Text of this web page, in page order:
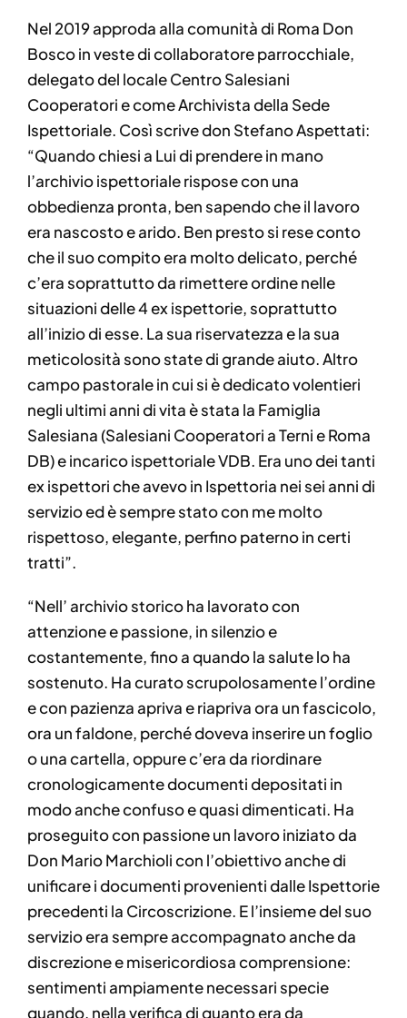
Nel 2019 approda alla comunità di Roma Don
Bosco in veste di collaboratore parrocchiale,
delegato del locale Centro Salesiani
Cooperatori e come Archivista della Sede
Ispettoriale. Così scrive don Stefano Aspettati:
“Quando chiesi a Lui di prendere in mano
l’archivio ispettoriale rispose con una
obbedienza pronta, ben sapendo che il lavoro
era nascosto e arido. Ben presto si rese conto
che il suo compito era molto delicato, perché
c’era soprattutto da rimettere ordine nelle
situazioni delle 4 ex ispettorie, soprattutto
all’inizio di esse. La sua riservatezza e la sua
meticolosità sono state di grande aiuto. Altro
campo pastorale in cui si è dedicato volentieri
negli ultimi anni di vita è stata la Famiglia
Salesiana (Salesiani Cooperatori a Terni e Roma
DB) e incarico ispettoriale VDB. Era uno dei tanti
ex ispettori che avevo in Ispettoria nei sei anni di
servizio ed è sempre stato con me molto
rispettoso, elegante, perfino paterno in certi
tratti”.
“Nell’ archivio storico ha lavorato con
attenzione e passione, in silenzio e
costantemente, fino a quando la salute lo ha
sostenuto. Ha curato scrupolosamente l’ordine
e con pazienza apriva e riapriva ora un fascicolo,
ora un faldone, perché doveva inserire un foglio
o una cartella, oppure c’era da riordinare
cronologicamente documenti depositati in
modo anche confuso e quasi dimenticati. Ha
proseguito con passione un lavoro iniziato da
Don Mario Marchioli con l’obiettivo anche di
unificare i documenti provenienti dalle Ispettorie
precedenti la Circoscrizione. E l’insieme del suo
servizio era sempre accompagnato anche da
discrezione e misericordiosa comprensione:
sentimenti ampiamente necessari specie
quando, nella verifica di quanto era da